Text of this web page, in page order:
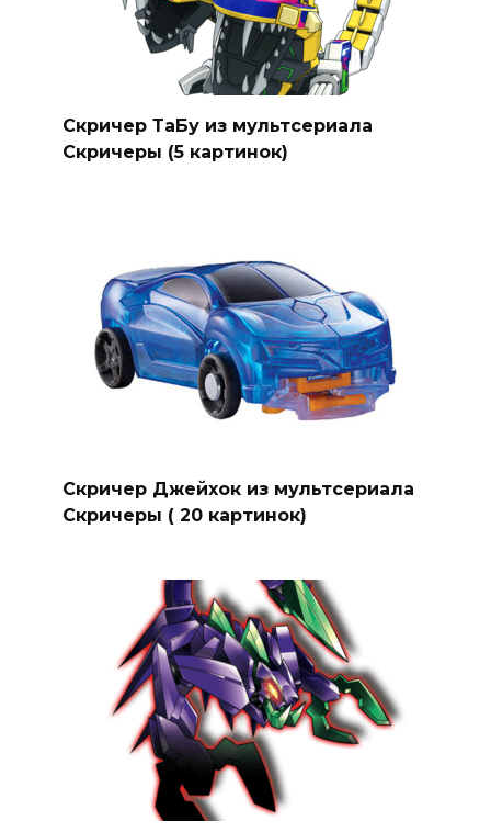
Скричер ТаБу из мультсериала
Скричеры (5 картинок)
Скричер Джейхок из мультсериала
Скричеры ( 20 картинок)